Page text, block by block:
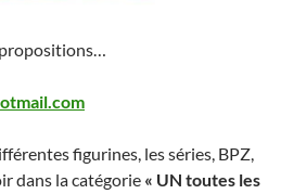
figurines, les séries, BPZ,
dans la catégorie « UN toutes les